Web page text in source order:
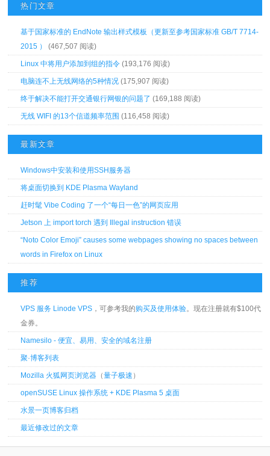
热门文章
基于国家标准的 EndNote 输出样式模板（更新至参考国家标准 GB/T 7714-
2015 ）
(467,507 阅读)
Linux 中将用户添加到组的指令 (193,176 阅读)
电脑连不上无线网络的5种情况 (175,907 阅读)
终于解决不能打开交通银行网银的问题了 (169,188 阅读)
无线 WIFI 的13个信道频率范围 (116,458 阅读)
最新文章
Windows中安装和使用SSH服务器
将桌面切换到 KDE Plasma Wayland
赶时髦 Vibe Coding 了一个“每日一色”的网页应用
Jetson 上 import torch 遇到 Illegal instruction 错误
“Noto Color Emoji” causes some webpages showing no spaces between
words in Firefox on Linux
推荐
VPS 服务 Linode VPS ，可参考我的购买及使用体验。现在注册就有$100代
金券。
Namesilo - 便宜、易用、安全的域名注册
聚·博客列表
Mozilla 火狐网页浏览器 （量子极速 ）
openSUSE Linux 操作系统 + KDE Plasma 5 桌面
水景一页博客归档
最近修改过的文章